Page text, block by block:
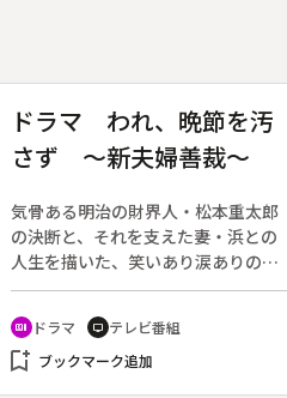
ドラマ われ、晩節を汚
さず ～新夫婦善裁～
気骨ある明治の財界人・松本重太郎
の決断と、それを支えた妻・浜との
人生を描いた、笑いあり涙ありの
「夫婦善哉」の物語を巧妙なタッチ
で描く。原作：城山三郎、脚本：西
岡琢也。◆１０歳で大阪に奉公に出
て以来、ひたすらに商売に励んだ松
recent_actors ドラマ tv テレビ番組
bookmark_add ブックマーク追加